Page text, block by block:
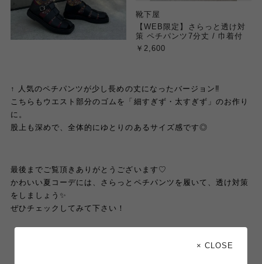
靴下屋
【WEB限定】さらっと透け対
策 ペチパンツ7分丈 / 巾着付
￥2,600
↑ 人気のペチパンツが少し長めの丈になったバージョン‼️
こちらもウエスト部分のゴムを「細すぎず・太すぎず」のお作り
に。
股上も深めで、全体的にゆとりのあるサイズ感です◎
最後までご覧頂きありがとうございます♡
かわいい夏コーデには、さらっとペチパンツを履いて、透け対策
をしましょう✨
ぜひチェックしてみて下さい！
× CLOSE